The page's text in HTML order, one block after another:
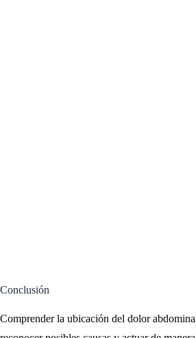
Conclusión
Comprender la ubicación del dolor